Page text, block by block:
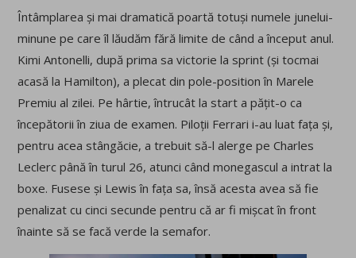
Întâmplarea și mai dramatică poartă totuși numele junelui-
minune pe care îl lăudăm fără limite de când a început anul.
Kimi Antonelli, după prima sa victorie la sprint (și tocmai
acasă la Hamilton), a plecat din pole-position în Marele
Premiu al zilei. Pe hârtie, întrucât la start a pățit-o ca
începătorii în ziua de examen. Piloții Ferrari i-au luat fața și,
pentru acea stângăcie, a trebuit să-l alerge pe Charles
Leclerc până în turul 26, atunci când monegascul a intrat la
boxe. Fusese și Lewis în fața sa, însă acesta avea să fie
penalizat cu cinci secunde pentru că ar fi mișcat în front
înainte să se facă verde la semafor.